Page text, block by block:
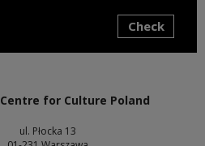
Check
for Culture Poland
ul. Płocka 13